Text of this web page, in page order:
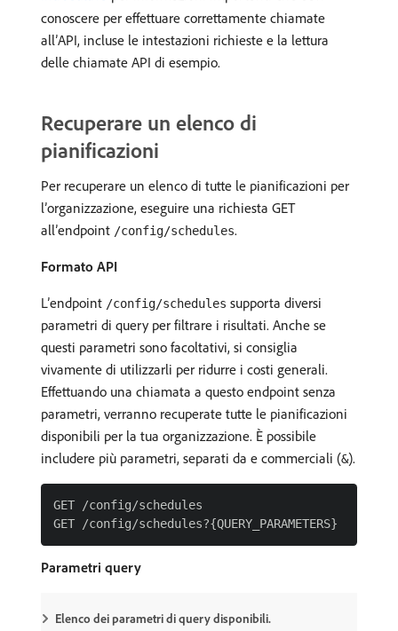
conoscere per effettuare correttamente chiamate
all’API, incluse le intestazioni richieste e la lettura
delle chiamate API di esempio.
Recuperare un elenco di
pianificazioni
Per recuperare un elenco di tutte le pianificazioni per
l’organizzazione, eseguire una richiesta GET
all’endpoint /config/schedules.
Formato API
L’endpoint /config/schedules supporta diversi
parametri di query per filtrare i risultati. Anche se
questi parametri sono facoltativi, si consiglia
vivamente di utilizzarli per ridurre i costi generali.
Effettuando una chiamata a questo endpoint senza
parametri, verranno recuperate tutte le pianificazioni
disponibili per la tua organizzazione. È possibile
includere più parametri, separati da e commerciali (&).
GET /config/schedules
Parametri query
Elenco dei parametri di query disponibili.